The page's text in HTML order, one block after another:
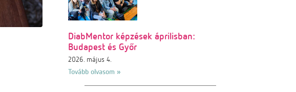
DiabMentor képzések áprilisban:
Budapest és Győr
2026. május 4.
Tovább olvasom »